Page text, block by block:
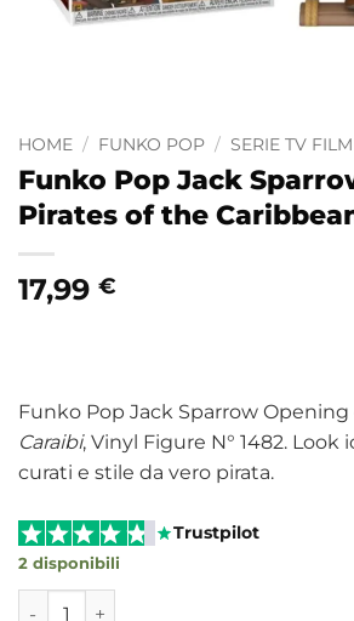
HOME / FUNKO POP / SERIE TV FILM
Funko Pop Jack
Pirates of the
17,99 €
Funko Pop Jack Sparrow Opening
Caraibi, Vinyl Figure N° 1482. Look
curati e stile da vero pirata.
Trustpilot
2 disponibili
Funko Pop Jack Sparrow Opening